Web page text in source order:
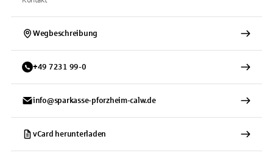
Wegbeschreibung
+49 7231 99-0
info@sparkasse-pforzheim-calw.de
vCard herunterladen